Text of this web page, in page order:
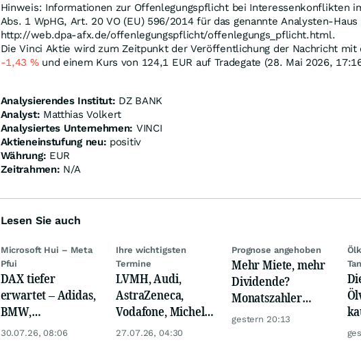
Hinweis: Informationen zur Offenlegungspflicht bei Interessenkonflikten
Abs. 1 WpHG, Art. 20 VO (EU) 596/2014 für das genannte Analysten-
http://web.dpa-afx.de/offenlegungspflicht/offenlegungs_pflicht.html.
Die Vinci Aktie wird zum Zeitpunkt der Veröffentlichung der Nachricht mit
-1,43 %und einem Kurs von 124,1 EUR auf Tradegate (28. Mai 2026,
Analysierendes Institut: DZ BANK
Analyst: Matthias Volkert
Analysiertes Unternehmen: VINCI
Aktieneinstufung neu: positiv
Währung: EUR
Zeitrahmen: N/A
Lesen Sie auch
Microsoft Hui – Meta
Pfui
DAX tiefer
erwartet – Adidas,
BMW,
Nemetscheck und
30.07.26, 08:06
Ihre wichtigsten
Termine
LVMH, Audi,
AstraZeneca,
Vodafone, Michelin
und Hochtief mit
27.07.26, 04:30
Prognose angehoben
Mehr Miete, mehr
Dividende?
Monatszahler
Realty Income
gestern 20:13